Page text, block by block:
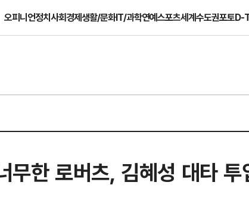
오피니언정치사회경제생활/문화IT/과학연예스포츠세계수도권포토D-
무한 로버츠, 김혜성 대타 투